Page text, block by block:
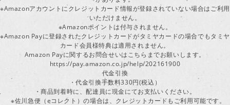
※Amazonアカウントにクレジットカード情報が登録されていない場合はご利用
いただけません。
※Amazonポイントは付与されません。
※Amazon Payに登録されたクレジットカードがタミヤカードの場合でもタミヤ
カード会員様特典は適用されません。
Amazon Payに関するお問合せいはこちらまでお願いします。
https://pay.amazon.co.jp/help/202161900
代金引換
・代金引換手数料330円(税込）
・商品到着時に、配達員に現金にてお支払いください。
※佐川急便（eコレクト）の場合は、クレジットカードもご利用可能です。